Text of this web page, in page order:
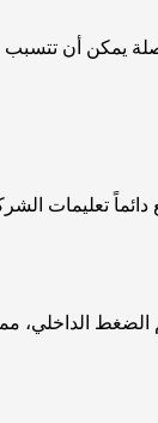
يمكن أن تتسبب
تعليمات
الضغط الداخلي،